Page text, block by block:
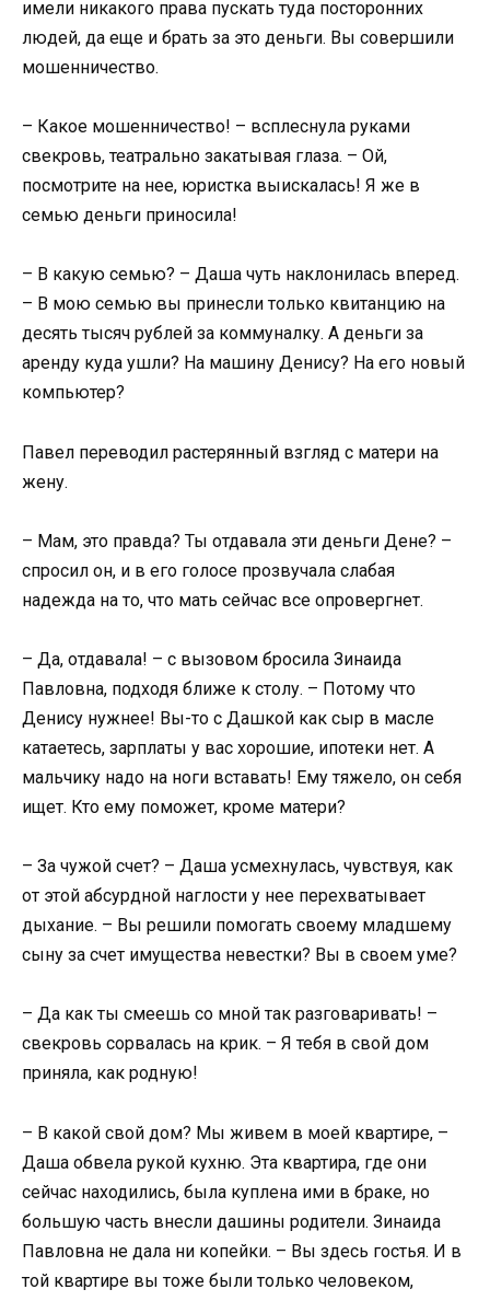
имели никакого права пускать туда посторонних
людей, да еще и брать за это деньги. Вы совершили
мошенничество.
– Какое мошенничество! – всплеснула руками
свекровь, театрально закатывая глаза. – Ой,
посмотрите на нее, юристка выискалась! Я же в
семью деньги приносила!
– В какую семью? – Даша чуть наклонилась вперед.
– В мою семью вы принесли только квитанцию на
десять тысяч рублей за коммуналку. А деньги за
аренду куда ушли? На машину Денису? На его новый
компьютер?
Павел переводил растерянный взгляд с матери на
жену.
– Мам, это правда? Ты отдавала эти деньги Дене? –
спросил он, и в его голосе прозвучала слабая
надежда на то, что мать сейчас все опровергнет.
– Да, отдавала! – с вызовом бросила Зинаида
Павловна, подходя ближе к столу. – Потому что
Денису нужнее! Вы-то с Дашкой как сыр в масле
катаетесь, зарплаты у вас хорошие, ипотеки нет. А
мальчику надо на ноги вставать! Ему тяжело, он себя
ищет. Кто ему поможет, кроме матери?
– За чужой счет? – Даша усмехнулась, чувствуя, как
от этой абсурдной наглости у нее перехватывает
дыхание. – Вы решили помогать своему младшему
сыну за счет имущества невестки? Вы в своем уме?
– Да как ты смеешь со мной так разговаривать! –
свекровь сорвалась на крик. – Я тебя в свой дом
приняла, как родную!
– В какой свой дом? Мы живем в моей квартире, –
Даша обвела рукой кухню. Эта квартира, где они
сейчас находились, была куплена ими в браке, но
большую часть внесли дашины родители. Зинаида
Павловна не дала ни копейки. – Вы здесь гостья. И в
той квартире вы тоже были только человеком,